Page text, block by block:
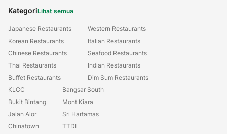
KategoriLihat semua
Japanese Restaurants
Korean Restaurants
Chinese Restaurants
Thai Restaurants
Buffet Restaurants
Western Restaurants
Italian Restaurants
Seafood Restaurants
Indian Restaurants
Dim Sum Restaurants
KLCC
Bukit Bintang
Jalan Alor
Chinatown
Bangsar South
Mont Kiara
Sri Hartamas
TTDI